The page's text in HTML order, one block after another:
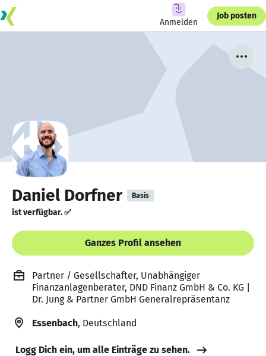
Anmelden
Job posten
Daniel Dorfner Basis
ist verfügbar. ✅
Ganzes Profil ansehen
Partner / Gesellschafter, Unabhängiger
Finanzanlagenberater, DND Finanz GmbH & Co. KG |
Dr. Jung & Partner GmbH Generalrepräsentanz
Essenbach, Deutschland
Logg Dich ein, um alle Einträge zu sehen.